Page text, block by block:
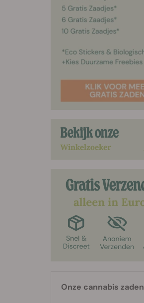
Onze cannabis zaden